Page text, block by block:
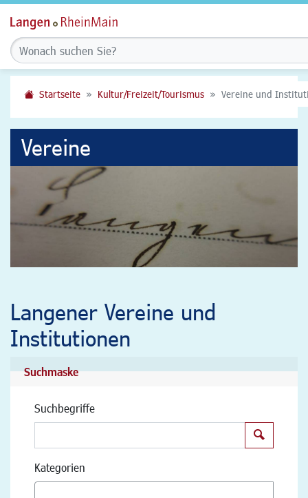
Startseite Kultur/Freizeit/Tourismus Vereine und
Vereine
Langener Vereine und
Institutionen
Suchmaske
Suchbegriffe
Kategorien